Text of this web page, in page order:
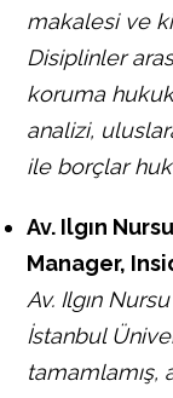
makalesi ve
Disiplinler
koruma
analizi,
ile borçlar
Av. Ilgın
Manager,
Av. Ilgın
İstanbul
tamamlamış,